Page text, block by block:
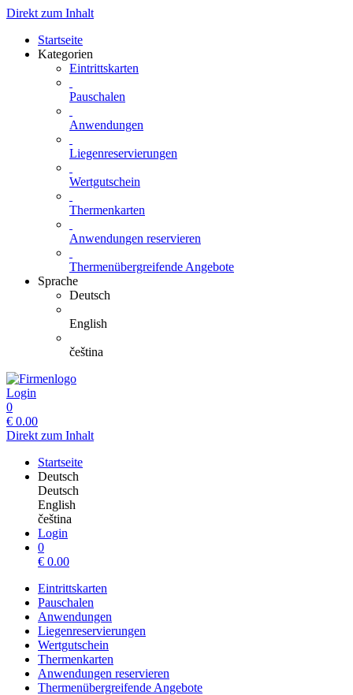
Direkt zum Inhalt
Startseite
Kategorien
Eintrittskarten
Pauschalen
Anwendungen
Liegenreservierungen
Wertgutschein
Thermenkarten
Anwendungen reservieren
Thermenübergreifende Angebote
Sprache
Deutsch
English
čeština
Login
0
€ 0.00
Direkt zum Inhalt
Startseite
Deutsch
Deutsch
English
čeština
Login
0
€ 0.00
Eintrittskarten
Pauschalen
Anwendungen
Liegenreservierungen
Wertgutschein
Thermenkarten
Anwendungen reservieren
Thermenübergreifende Angebote